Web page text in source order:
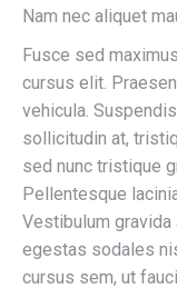
Nam nec aliquet
Fusce sed
cursus elit.
vehicula.
sollicitudin at,
sed nunc tristique
Pellentesque
Vestibulum gravida
egestas sodales
cursus sem, ut